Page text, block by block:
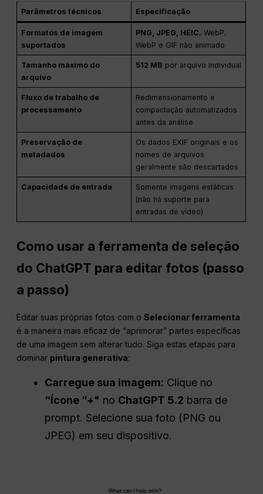
Parâmetros técnicos Especificação
Formatos de imagem
suportados
PNG, JPEG, HEIC, WebP,
WebP e GIF não animado
Tamanho máximo do
arquivo
512 MB por arquivo individual
Fluxo de trabalho de
processamento
Redimensionamento e
compactação automatizados
antes da análise
Preservação de
metadados
Os dados EXIF originais e os
nomes de arquivos
geralmente são descartados
Capacidade de entrada
Somente imagens estáticas
(não há suporte para
entradas de vídeo)
Como usar a ferramenta de seleção
do ChatGPT para editar fotos (passo
a passo)
Editar suas próprias fotos com oSelecionar ferramenta
é a maneira mais eficaz de “aprimorar” partes específicas
de uma imagem sem alterar tudo. Siga estas etapas para
dominar pintura generativa:
Carregue sua imagem: Clique no
“Ícone ”+" no ChatGPT 5.2 barra de
prompt. Selecione sua foto (PNG ou
JPEG) em seu dispositivo.